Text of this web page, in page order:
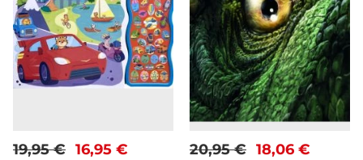
16,95 €
19,95 € 18,06 €
20,95 €